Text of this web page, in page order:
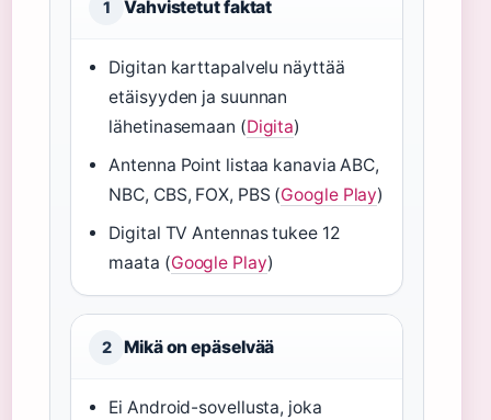
1 Vahvistetut faktat
Digitan karttapalvelu näyttää
etäisyyden ja suunnan
lähetinasemaan (Digita)
Antenna Point listaa kanavia ABC,
NBC, CBS, FOX, PBS (Google Play)
Digital TV Antennas tukee 12
maata (Google Play)
2 Mikä on epäselvää
Ei Android-sovellusta, joka